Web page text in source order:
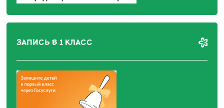
ЗАПИСЬ В 1 КЛАСС